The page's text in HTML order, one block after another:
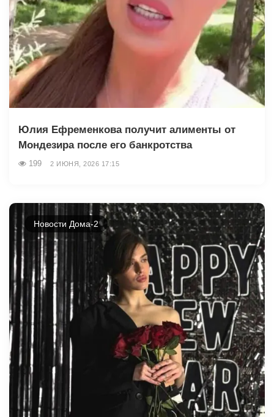
Юлия Ефременкова получит алименты от
Мондезира после его банкротства
199 2 ИЮНЯ, 2026 17:15
Новости Дома-2